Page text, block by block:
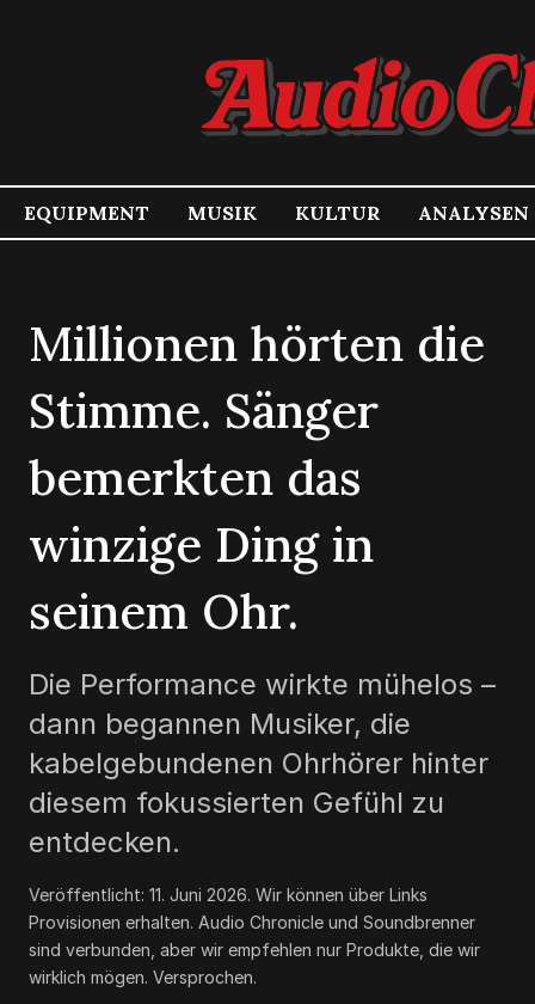
EQUIPMENT MUSIK KULTUR ANALYSEN
Millionen hörten die
Stimme. Sänger
bemerkten das
winzige Ding in
seinem Ohr.
Die Performance wirkte mühelos –
dann begannen Musiker, die
kabelgebundenen Ohrhörer hinter
diesem fokussierten Gefühl zu
entdecken.
Veröffentlicht: 11. Juni 2026. Wir können über Links
Provisionen erhalten. Audio Chronicle und Soundbrenner
sind verbunden, aber wir empfehlen nur Produkte, die wir
wirklich mögen. Versprochen.